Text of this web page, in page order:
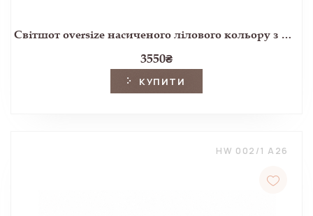
Світшот oversize насиченого лілового кольору з принтом Attleton
3550₴
КУПИТИ
HW 002/1 A26